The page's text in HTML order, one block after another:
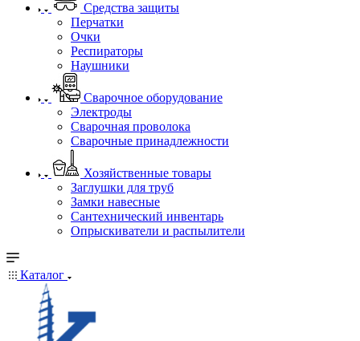
Средства защиты
Перчатки
Очки
Респираторы
Наушники
Сварочное оборудование
Электроды
Сварочная проволока
Сварочные принадлежности
Хозяйственные товары
Заглушки для труб
Замки навесные
Сантехнический инвентарь
Опрыскиватели и распылители
Каталог